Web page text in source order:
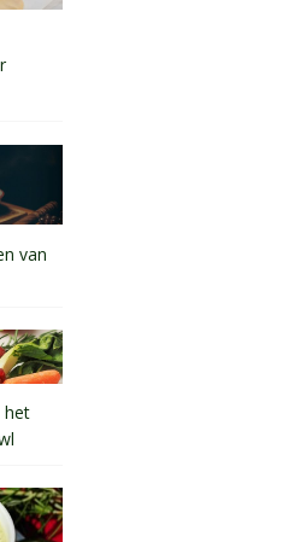
van
het